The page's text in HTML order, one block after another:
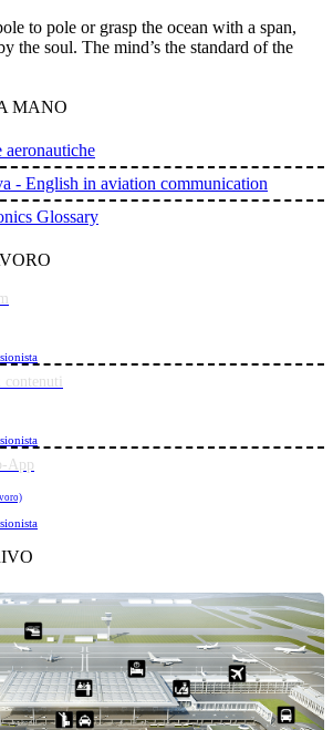
to pole or grasp the ocean with a span,
the soul. The mind’s the standard of the
MANO
aeronautiche
- English in aviation communication
Glossary
App